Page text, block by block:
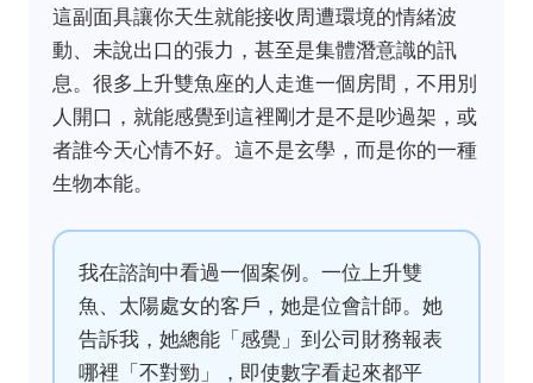
這副面具讓你天生就能接收周遭環境的情緒波
動、未說出口的張力，甚至是集體潛意識的訊
息。很多上升雙魚座的人走進一個房間，不用別
人開口，就能感覺到這裡剛才是不是吵過架，或
者誰今天心情不好。這不是玄學，而是你的一種
生物本能。
我在諮詢中看過一個案例。一位上升雙
魚、太陽處女的客戶，她是位會計師。她
告訴我，她總能「感覺」到公司財務報表
哪裡「不對勁」，即使數字看起來都平